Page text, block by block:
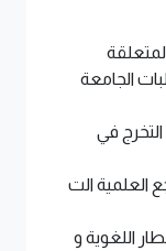
الجامعة
في
العلمية الت
اللغوية و